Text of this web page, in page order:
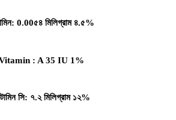
: 0.00৫৪ মিলিগ্রাম ৪.৫%
: A 35 IU 1%
সি: ৭.২ মিলিগ্রাম ১২%